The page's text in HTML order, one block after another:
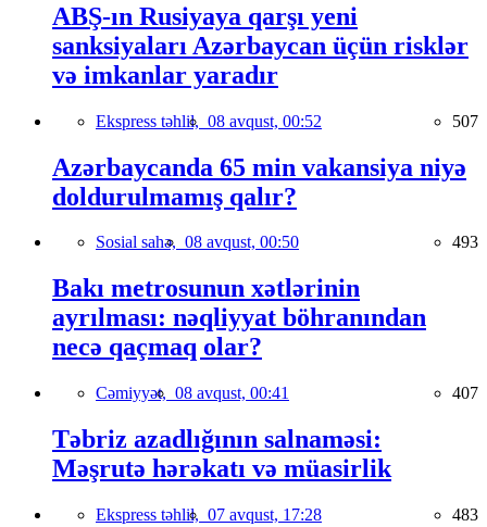
ABŞ-ın Rusiyaya qarşı yeni
sanksiyaları Azərbaycan üçün risklər
və imkanlar yaradır
Ekspress təhlil, 08 avqust, 00:52 507
Azərbaycanda 65 min vakansiya niyə
doldurulmamış qalır?
Sosial sahə, 08 avqust, 00:50 493
Bakı metrosunun xətlərinin
ayrılması: nəqliyyat böhranından
necə qaçmaq olar?
Cəmiyyət, 08 avqust, 00:41 407
Təbriz azadlığının salnaməsi:
Məşrutə hərəkatı və müasirlik
Ekspress təhlil, 07 avqust, 17:28 483